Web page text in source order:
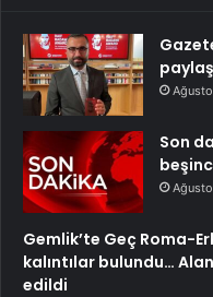
Son
Gemlik’te Geç Roma-
kalıntılar bulundu…
edildi